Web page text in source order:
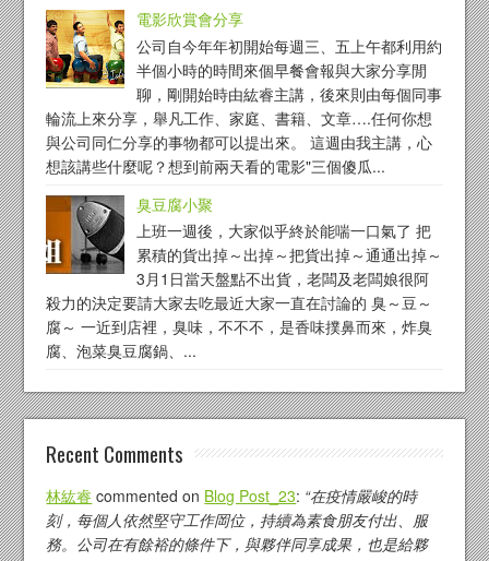
電影欣賞會分享
公司自今年年初開始每週三、五上午都利用約
半個小時的時間來個早餐會報與大家分享閒
聊，剛開始時由紘睿主講，後來則由每個同事
輪流上來分享，舉凡工作、家庭、書籍、文章….任何你想
與公司同仁分享的事物都可以提出來。 這週由我主講，心
想該講些什麼呢？想到前兩天看的電影"三個傻瓜...
臭豆腐小聚
上班一週後，大家似乎終於能喘一口氣了 把
累積的貨出掉～出掉～把貨出掉～通通出掉～
3月1日當天盤點不出貨，老闆及老闆娘很阿
殺力的決定要請大家去吃最近大家一直在討論的 臭～豆～
腐～ 一近到店裡，臭味，不不不，是香味撲鼻而來，炸臭
腐、泡菜臭豆腐鍋、...
Recent Comments
林紘睿 commented on Blog Post_23: “在疫情嚴峻的時
刻，每個人依然堅守工作岡位，持續為素食朋友付出、服
務。公司在有餘裕的條件下，與夥伴同享成果，也是給夥